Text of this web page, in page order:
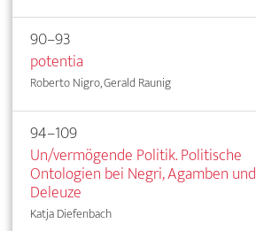
90–93
potentia
Roberto Nigro, Gerald Raunig
94–109
Un/vermögende Politik. Politische
Ontologien bei Negri, Agamben und
Deleuze
Katja Diefenbach